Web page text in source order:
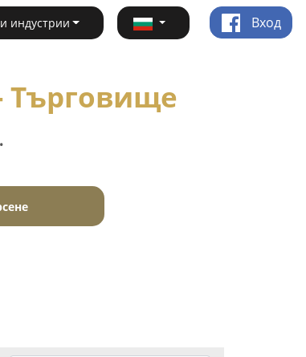
индустрии Вход
Търговище